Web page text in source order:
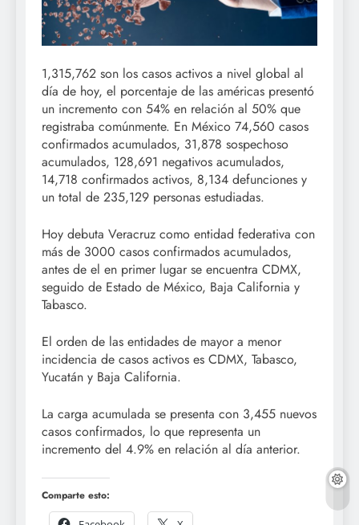
1,315,762 son los casos activos a nivel global al
día de hoy, el porcentaje de las américas presentó
un incremento con 54% en relación al 50% que
registraba comúnmente. En México 74,560 casos
confirmados acumulados, 31,878 sospechoso
acumulados, 128,691 negativos acumulados,
14,718 confirmados activos, 8,134 defunciones y
un total de 235,129 personas estudiadas.
Hoy debuta Veracruz como entidad federativa con
más de 3000 casos confirmados acumulados,
antes de el en primer lugar se encuentra CDMX,
seguido de Estado de México, Baja California y
Tabasco.
El orden de las entidades de mayor a menor
incidencia de casos activos es CDMX, Tabasco,
Yucatán y Baja California.
La carga acumulada se presenta con 3,455 nuevos
casos confirmados, lo que representa un
incremento del 4.9% en relación al día anterior.
Comparte esto: